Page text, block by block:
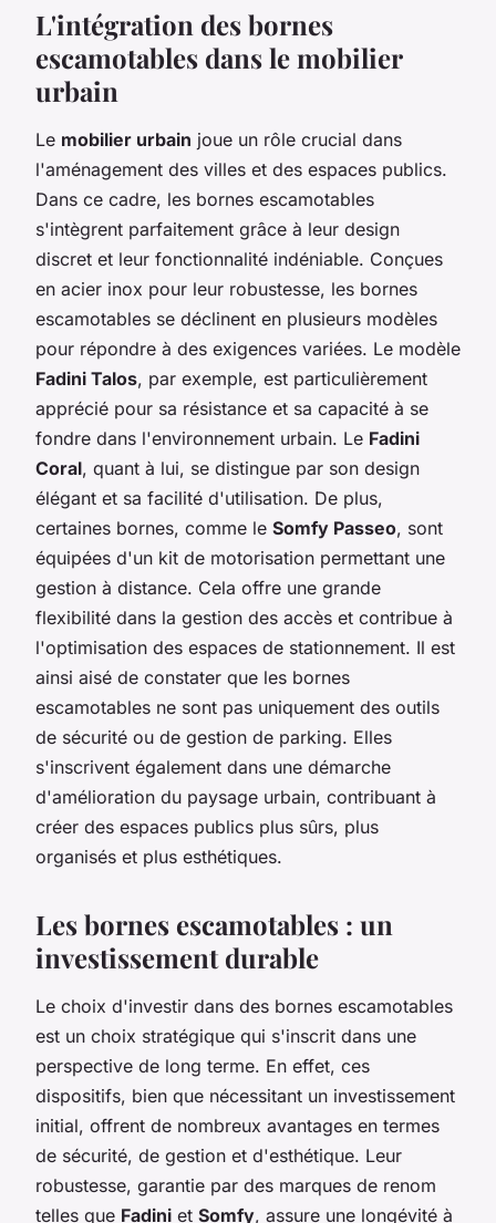
L'intégration des bornes
escamotables dans le mobilier
urbain
Le mobilier urbain joue un rôle crucial dans
l'aménagement des villes et des espaces publics.
Dans ce cadre, les bornes escamotables
s'intègrent parfaitement grâce à leur design
discret et leur fonctionnalité indéniable. Conçues
en acier inox pour leur robustesse, les bornes
escamotables se déclinent en plusieurs modèles
pour répondre à des exigences variées. Le modèle
Fadini Talos, par exemple, est particulièrement
apprécié pour sa résistance et sa capacité à se
fondre dans l'environnement urbain. Le Fadini
Coral, quant à lui, se distingue par son design
élégant et sa facilité d'utilisation. De plus,
certaines bornes, comme le Somfy Passeo, sont
équipées d'un kit de motorisation permettant une
gestion à distance. Cela offre une grande
flexibilité dans la gestion des accès et contribue à
l'optimisation des espaces de stationnement. Il est
ainsi aisé de constater que les bornes
escamotables ne sont pas uniquement des outils
de sécurité ou de gestion de parking. Elles
s'inscrivent également dans une démarche
d'amélioration du paysage urbain, contribuant à
créer des espaces publics plus sûrs, plus
organisés et plus esthétiques.
Les bornes escamotables : un
investissement durable
Le choix d'investir dans des bornes escamotables
est un choix stratégique qui s'inscrit dans une
perspective de long terme. En effet, ces
dispositifs, bien que nécessitant un investissement
initial, offrent de nombreux avantages en termes
de sécurité, de gestion et d'esthétique. Leur
robustesse, garantie par des marques de renom
telles que Fadini et Somfy, assure une longévité à